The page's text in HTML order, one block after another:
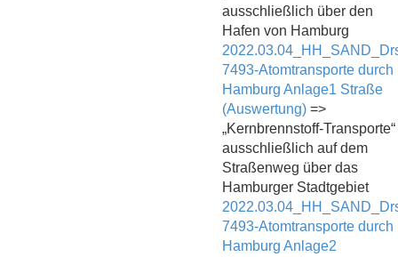
ausschließlich über den
Hafen von Hamburg
7493-Atomtransporte durch
Hamburg Anlage1 Straße
(Auswertung) =>
„Kernbrennstoff-Transporte“
ausschließlich auf dem
Straßenweg über das
Hamburger Stadtgebiet
7493-Atomtransporte durch
Hamburg Anlage2